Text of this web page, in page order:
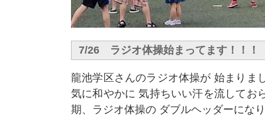
7/26 ラジオ体操始まってます！！！
龍池学区さんのラジオ体操が 始まりま
気に和やかに 気持ちいい汗を流してお
期、ラジオ体操の ダブルヘッダーにな